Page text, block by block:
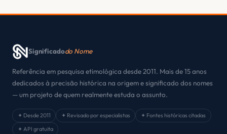
Significadodo Nome
Referência em pesquisa etimológica desde 2011. Mais de 15 anos
dedicados à precisão histórica na origem e significado dos nomes
— um projeto de quem realmente estuda o assunto.
✦ Desde 2011 ✦ Revisado por especialistas
✦ Fontes históricas citadas
✦ API gratuita